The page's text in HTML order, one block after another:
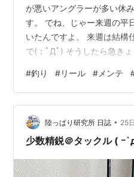
が悪いアングラーが多い休
す。 でね、じゃー来週の平
いたんですよ。 来週は結構
で(；ﾟДﾟ) そうしたら急き
た。 急な予定は本来であれ
岡＝海あり県の用事 なの
＾o)ノ 渡りに船でした。
も静岡の用事には優先的に
日！27日の月曜日 釣り場調
#釣り #リール # メンテ
陸っぱり研究所 日誌 • 25
少数精鋭＠タックル ( ｰ